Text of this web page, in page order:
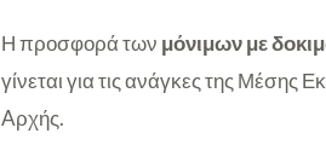
Η προσφορά των μόνιμων με
γίνεται για τις ανάγκες της Μέσης
Aρχής.